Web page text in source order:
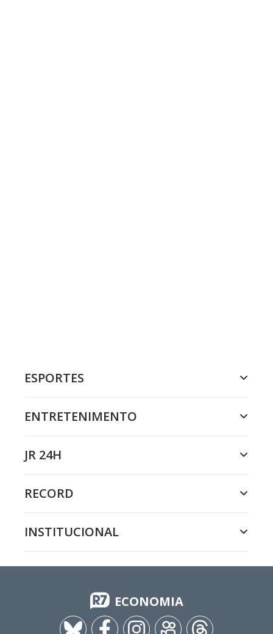
ESPORTES
ENTRETENIMENTO
JR 24H
RECORD
INSTITUCIONAL
ECONOMIA